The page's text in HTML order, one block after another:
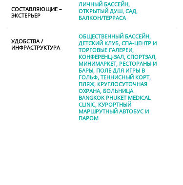
СОСТАВЛЯЮЩИЕ –
ЭКСТЕРЬЕР
ЛИЧНЫЙ БАССЕЙН
ОТКРЫТЫЙ ДУШ САД
БАЛКОН/ТЕРРАСА
УДОБСТВА /
ИНФРАСТРУКТУРА
ОБЩЕСТВЕННЫЙ БАССЕЙН
ДЕТСКИЙ КЛУБ СПА-ЦЕНТР И
ТОРГОВЫЕ ГАЛЕРЕИ
КОНФЕРЕНЦ-ЗАЛ СПОРТЗАЛ
МИНИМАРКЕТ РЕСТОРАНЫ И
БАРЫ ПОЛЕ ДЛЯ ИГРЫ В
ГОЛЬФ ТЕННИСНЫЙ КОРТ
ПЛЯЖ КРУГЛОСУТОЧНАЯ
ОХРАНА БОЛЬНИЦА
BANGKOK PHUKET MEDICAL
CLINIC КУРОРТНЫЙ
МАРШРУТНЫЙ АВТОБУС И
ПАРОМ